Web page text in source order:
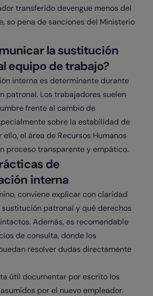
transferido devengue menos del
so pena de sanciones del Ministerio
la sustitución
equipo de trabajo?
interna es determinante durante
patronal. Los trabajadores suelen
frente al cambio de
sobre la estabilidad de
ello, el área de Recursos Humanos
proceso transparente y empático.
de
interna
conviene explicar con claridad
patronal y qué derechos
Además, es recomendable
de consulta, donde los
resolver dudas directamente
útil documentar por escrito los
por el nuevo empleador.